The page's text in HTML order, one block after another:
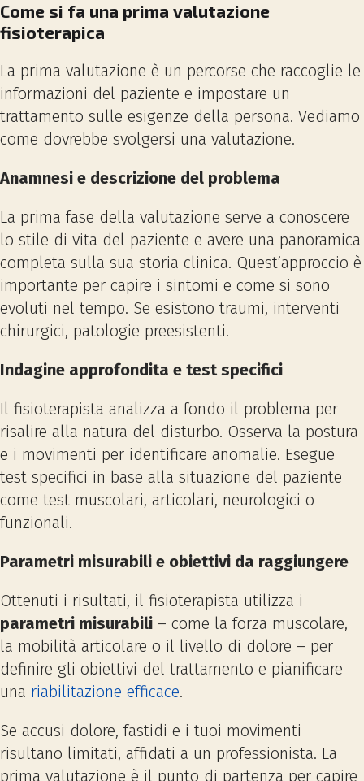
Come si fa una prima valutazione
fisioterapica
La prima valutazione è un percorse che raccoglie le
informazioni del paziente e impostare un
trattamento sulle esigenze della persona. Vediamo
come dovrebbe svolgersi una valutazione.
Anamnesi e descrizione del problema
La prima fase della valutazione serve a conoscere
lo stile di vita del paziente e avere una panoramica
completa sulla sua storia clinica. Quest’approccio è
importante per capire i sintomi e come si sono
evoluti nel tempo. Se esistono traumi, interventi
chirurgici, patologie preesistenti.
Indagine approfondita e test specifici
Il fisioterapista analizza a fondo il problema per
risalire alla natura del disturbo. Osserva la postura
e i movimenti per identificare anomalie. Esegue
test specifici in base alla situazione del paziente
come test muscolari, articolari, neurologici o
funzionali.
Parametri misurabili e obiettivi da raggiungere
Ottenuti i risultati, il fisioterapista utilizza i
parametri misurabili – come la forza muscolare,
la mobilità articolare o il livello di dolore – per
definire gli obiettivi del trattamento e pianificare
una riabilitazione efficace.
Se accusi dolore, fastidi e i tuoi movimenti
risultano limitati, affidati a un professionista. La
prima valutazione è il punto di partenza per capire